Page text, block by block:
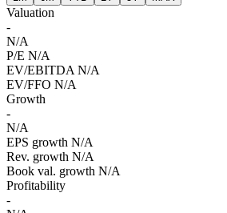
Valuation
-
N/A
P/E N/A
EV/EBITDA N/A
EV/FFO N/A
Growth
-
N/A
EPS growth N/A
Rev. growth N/A
Book val. growth N/A
Profitability
-